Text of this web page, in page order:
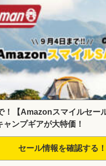
！【Amazonスマイルセー
ャンプギアが大特価！
セール情報を確認する！